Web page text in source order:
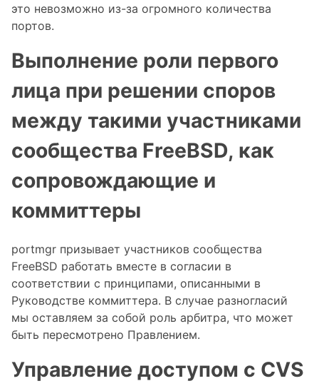
это невозможно из-за огромного количества
портов.
Выполнение роли первого
лица при решении споров
между такими участниками
сообщества FreeBSD, как
сопровождающие и
коммиттеры
portmgr призывает участников сообщества
FreeBSD работать вместе в согласии в
соответствии с принципами, описанными в
Руководстве коммиттера. В случае разногласий
мы оставляем за собой роль арбитра, что может
быть пересмотрено Правлением.
Управление доступом с CVS